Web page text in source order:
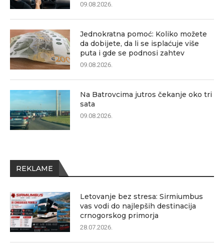
09.08.2026.
Jednokratna pomoć: Koliko možete
da dobijete, da li se isplaćuje više
puta i gde se podnosi zahtev
09.08.2026.
Na Batrovcima jutros čekanje oko tri
sata
09.08.2026.
REKLAME
Letovanje bez stresa: Sirmiumbus
vas vodi do najlepših destinacija
crnogorskog primorja
28.07.2026.